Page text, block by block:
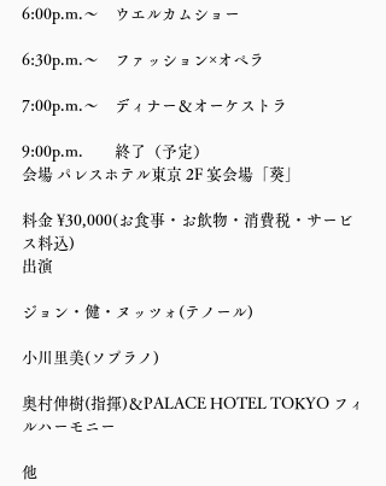
6:00p.m.〜　ウエルカムショー
6:30p.m.〜　ファッション×オペラ
7:00p.m.〜　ディナー＆オーケストラ
9:00p.m.　　終了（予定）
会場 パレスホテル東京 2F 宴会場「葵」
料金 ¥30,000(お食事・お飲物・消費税・サービ
ス料込)
出演
ジョン・健・ヌッツォ(テノール)
小川里美(ソプラノ)
奥村伸樹(指揮)＆PALACE HOTEL TOKYO フィ
ルハーモニー
他